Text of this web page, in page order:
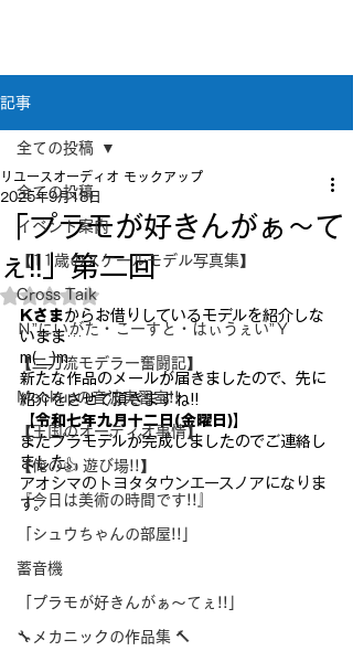
記事
全ての投稿
イベント案内
【11歳のスケールモデル写真集】
Cross Taik
Ｎ”にいがた・こーすと・はぃうぇい”Ｙ
【二刀流モデラー奮闘記】
Mockupの音波実習室!!
【王国のオーディオ事情】
【俺の👍 遊び場!!】
『今日は美術の時間です!!』
「シュウちゃんの部屋!!」
蓄音機
「プラモが好きんがぁ～てぇ!!」
🔧メカニックの作品集 🔨
全ての投稿
「プラモが好きんがぁ～て
ぇ!!」第二回
リユースオーディオ モックアップ
2025年9月18日
5つ星のうちNaNと評価されています。
Kさまからお借りしているモデルを紹介しな
いまま…
m(__)m
新たな作品のメールが届きましたので、先に
紹介をさせて頂きますね!!
【令和七年九月十二日(金曜日)】
またプラモデルが完成しましたのでご連絡し
ました。
アオシマのトヨタタウンエースノアになりま
す。